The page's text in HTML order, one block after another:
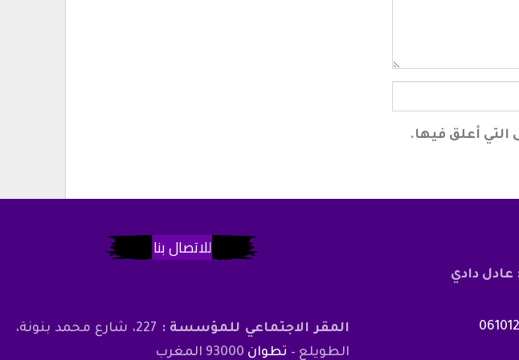
التي أعلق فيها.
دادي
للاتصال بنا
المقر الاجتماعي للمؤسسة :
227، شارع محمد بنونة،
الطويلع – تطوان